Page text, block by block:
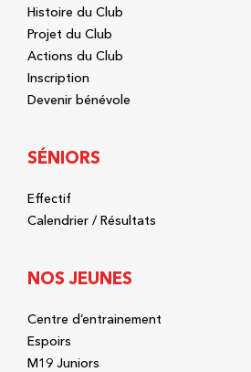
Histoire du Club
Projet du Club
Actions du Club
Inscription
Devenir bénévole
SÉNIORS
Effectif
Calendrier / Résultats
NOS JEUNES
Centre d’entrainement
Espoirs
M19 Juniors